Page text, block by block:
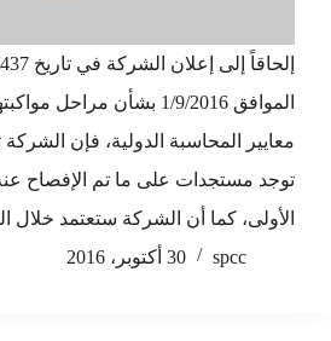
إلحاقاً إلى
الموافق 1/9/2016 بشأن مراحل
معايير المحاسبة الدولية، فإن الشركة
توجد مستجدات على ما تم الإفصاح
الأولى، كما أن الشركة ستعتمد خلال
spcc
30 أكتوبر، 2016